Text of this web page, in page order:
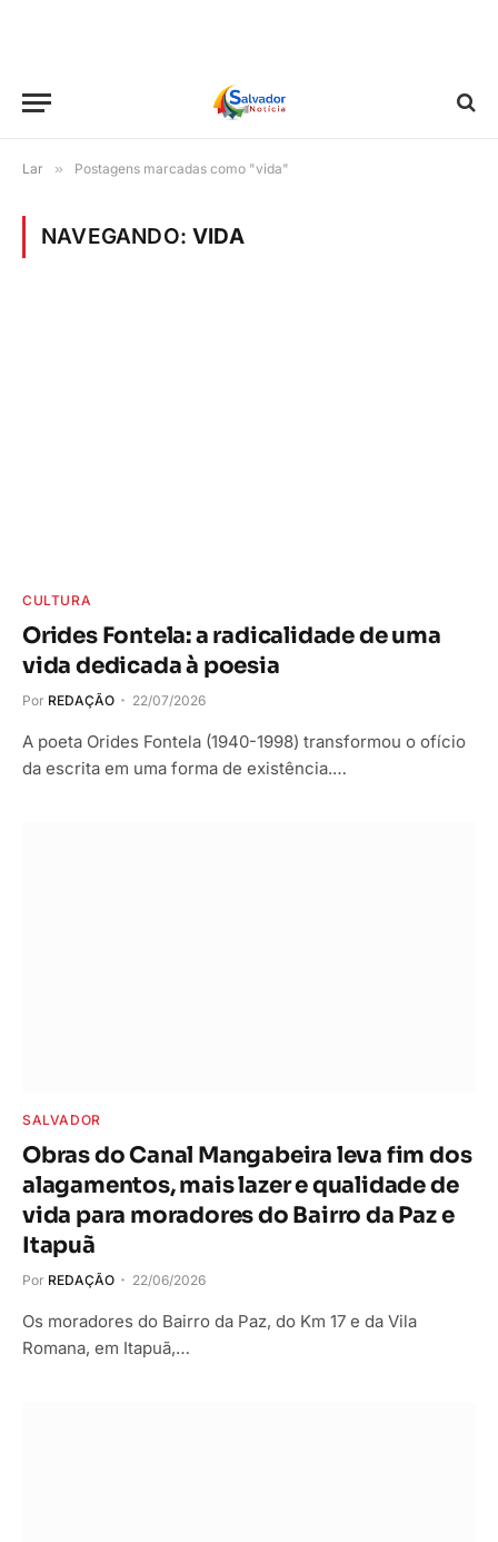
Lar » Postagens marcadas como "vida"
NAVEGANDO:VIDA
CULTURA
Orides Fontela: a radicalidade de uma
vida dedicada à poesia
Por REDAÇÃO 22/07/2026
A poeta Orides Fontela (1940-1998) transformou o ofício
da escrita em uma forma de existência.…
SALVADOR
Obras do Canal Mangabeira leva fim dos
alagamentos, mais lazer e qualidade de
vida para moradores do Bairro da Paz e
Itapuã
Por REDAÇÃO 22/06/2026
Os moradores do Bairro da Paz, do Km 17 e da Vila
Romana, em Itapuã,…